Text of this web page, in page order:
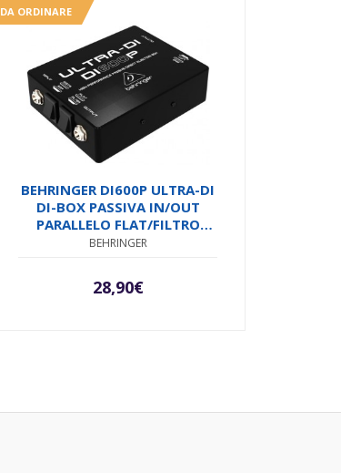
DA ORDINARE
BEHRINGER DI600P ULTRA-DI
DI-BOX PASSIVA IN/OUT
PARALLELO FLAT/FILTRO
STRUMENTO/AMPLIFICATORE
BEHRINGER
28,90€